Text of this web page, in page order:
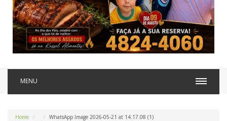
MENU
Home WhatsApp Image 2026-05-21 at 14.17.08 (1)